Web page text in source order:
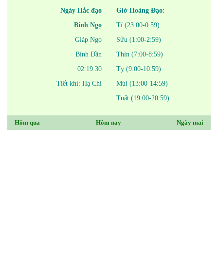
Ngày Hắc đạo
Bính Ngọ
Giáp Ngọ
Bính Dần
02:19:30
Tiết khí: Hạ Chí
Giờ Hoàng Đạo:
Tí (23:00-0:59)
Sửu (1:00-2:59)
Thìn (7:00-8:59)
Tỵ (9:00-10:59)
Mùi (13:00-14:59)
Tuất (19:00-20:59)
Hôm qua Hôm nay Ngày mai